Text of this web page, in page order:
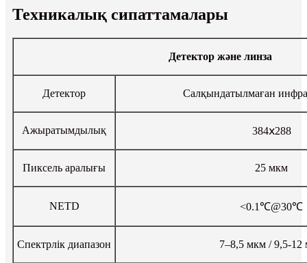
Техникалық сипаттамалары
Детектор және линза
Детектор Салқындатылмаған
Ажыратымдылық 384ⅹ288
Пиксель аралығы 25 мкм
NETD <0.1℃@30℃
Спектрлік диапазон 7–8,5 мкм / 9,5-12